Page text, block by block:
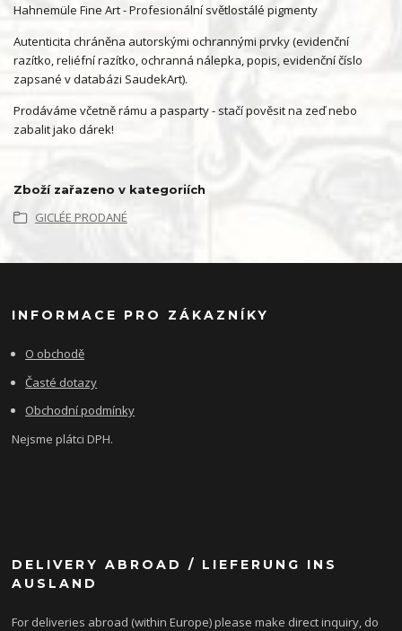
Hahnemüle Fine Art - Profesionální světlostálé pigmenty
Autenticita chráněna autorskými ochrannými prvky (evidenční
razítko, reliéfní razítko, ochranná nálepka, popis, evidenční číslo
zapsané v databázi SaudekArt).
Prodáváme včetně rámu a pasparty - stačí pověsit na zeď nebo
zabalit jako dárek!
Zboží zařazeno v kategoriích
GICLÉE PRODANÉ
INFORMACE PRO ZÁKAZNÍKY
O obchodě
Časté dotazy
Obchodní podmínky
Nejsme plátci DPH.
DELIVERY ABROAD / LIEFERUNG INS
AUSLAND
For deliveries abroad (within Europe) please make direct inquiry, do